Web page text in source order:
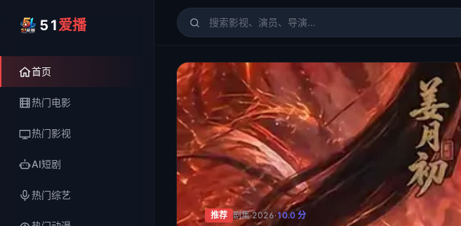
51爱播
首页
热门电影
热门影视
AI短剧
热门综艺
51爱播 - 电影、电视剧、动漫、综艺、短剧高清在线观看
推荐 剧集·2026·10.0 分